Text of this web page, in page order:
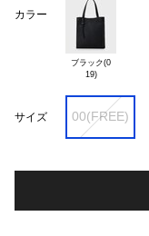
カラー
ブラック(0
19)
サイズ 00(FREE)